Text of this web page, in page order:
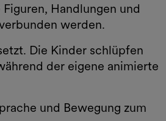
Handlungen und
werden.
Die Kinder schlüpfen
der eigene animierte
und Bewegung zum